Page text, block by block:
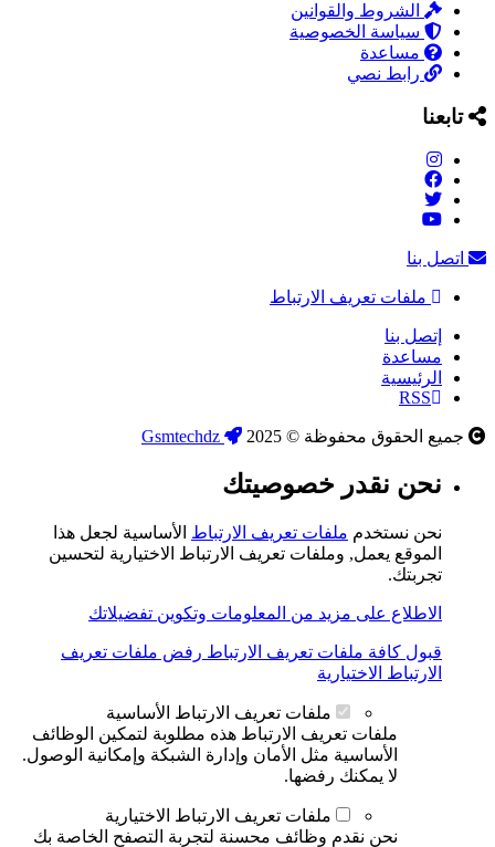
الشروط والقوانين
سياسة الخصوصية
مساعدة
رابط نصي
تابعنا
اتصل بنا
ملفات تعريف الارتباط
إتصل بنا
مساعدة
الرئيسية
RSS
جميع الحقوق محفوظة © 2025
نحن نقدر خصوصيتك
نحن نستخدم ملفات تعريف الارتباط الأساسية لجعل هذا
الموقع يعمل, وملفات تعريف الارتباط الاختيارية لتحسين
تجربتك.
الاطلاع على مزيد من المعلومات وتكوين تفضيلاتك
قبول كافة ملفات تعريف الارتباط رفض ملفات تعريف
الارتباط الاختيارية
ملفات تعريف الارتباط الأساسية
ملفات تعريف الارتباط هذه مطلوبة لتمكين الوظائف
الأساسية مثل الأمان وإدارة الشبكة وإمكانية الوصول.
لا يمكنك رفضها.
ملفات تعريف الارتباط الاختيارية
نحن نقدم وظائف محسنة لتجربة التصفح الخاصة بك